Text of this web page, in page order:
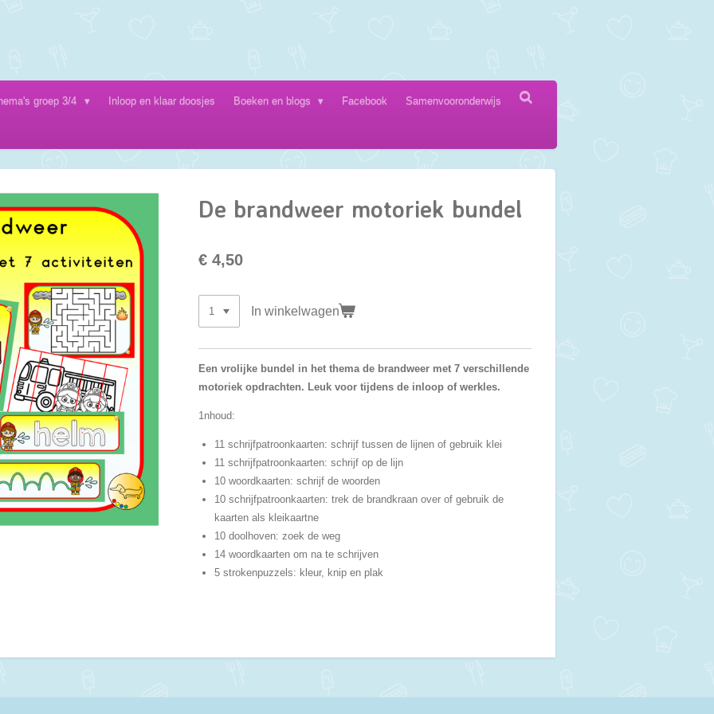
groep 3/4 Inloop en klaar doosjes Boeken en blogs Facebook Samenvooronderwijs
De brandweer motoriek bundel
€ 4,50
In winkelwagen
Een vrolijke bundel in het thema de brandweer met 7 verschillende
motoriek opdrachten. Leuk voor tijdens de inloop of werkles.
1nhoud:
11 schrijfpatroonkaarten: schrijf tussen de lijnen of gebruik klei
11 schrijfpatroonkaarten: schrijf op de lijn
10 woordkaarten: schrijf de woorden
10 schrijfpatroonkaarten: trek de brandkraan over of gebruik de
kaarten als kleikaartne
10 doolhoven: zoek de weg
14 woordkaarten om na te schrijven
5 strokenpuzzels: kleur, knip en plak